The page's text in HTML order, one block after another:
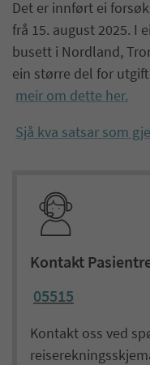
Det er innført ei
frå 15. august 2025. I
busett i Nordland,
ein større del for
meir om dette her.
Sjå kva satsar som
Kontakt
05515
Kontakt oss ved